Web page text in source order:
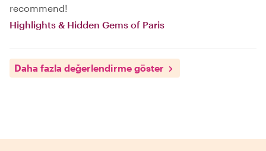
recommend!
Highlights & Hidden Gems of Paris
Daha fazla değerlendirme göster